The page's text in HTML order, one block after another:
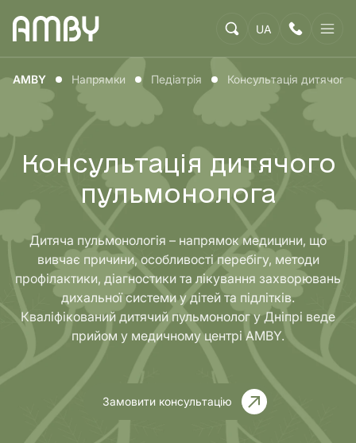
UA
AMBY Напрямки Педіатрія Консультація
Консультація дитячого
пульмонолога
Дитяча пульмонологія – напрямок медицини, що
вивчає причини, особливості перебігу, методи
профілактики, діагностики та лікування захворювань
дихальної системи у дітей та підлітків.
Кваліфікований дитячий пульмонолог у Дніпрі веде
прийом у медичному центрі AMBY.
Замовити консультацію